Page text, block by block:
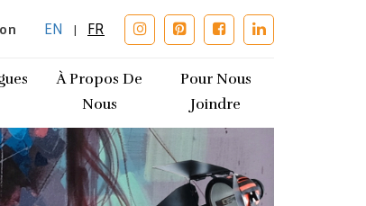
EN | FR
À Propos De
Nous
Pour Nous
Joindre